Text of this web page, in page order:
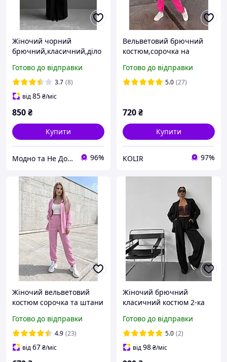
Жіночий чорний
брючний,класичний,діло
ка(брюки+кроп-жакет з
плічиками).Оверсайз
костюм
Готово до відправки
3.7 (8)
від85₴/міс
850₴
Купити
Модно та Не Дорого 96%
Вельветовий брючний
костюм,сорочка на
Готово до відправки
5.0 (27)
720₴
Купити
KOLIR 97%
Жіночий вельветовий
костюм сорочка та штани
Готово до відправки
4.9 (23)
від67₴/міс
Жіночий брючний
класичний костюм 2-ка
штани палаццо) розмір
42-44,44-46 (з вимірами)
Готово до відправки
5.0 (2)
від98₴/міс